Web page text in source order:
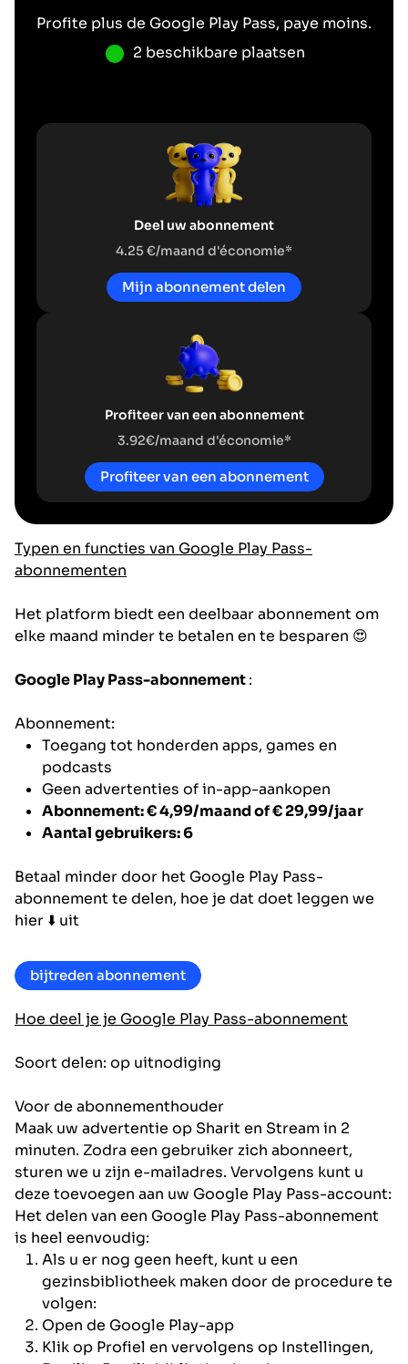
Profite plus de Google Play Pass, paye moins.
2 beschikbare plaatsen
Deel uw abonnement
4.25 €/maand d'économie*
Mijn abonnement delen
Profiteer van een abonnement
3.92€/maand d'économie*
Profiteer van een abonnement
Typen en functies van Google Play Pass-
abonnementen
Het platform biedt een deelbaar abonnement om
elke maand minder te betalen en te besparen 😍
Google Play Pass-abonnement:
Abonnement:
Toegang tot honderden apps, games en
podcasts
Geen advertenties of in-app-aankopen
Abonnement: € 4,99/maand of € 29,99/jaar
Aantal gebruikers: 6
Betaal minder door het Google Play Pass-
abonnement te delen, hoe je dat doet leggen we
hier ⬇️ uit
bijtreden abonnement
Hoe deel je je Google Play Pass-abonnement
Soort delen: op uitnodiging
Voor de abonnementhouder
Maak uw advertentie op Sharit en Stream in 2
minuten. Zodra een gebruiker zich abonneert,
sturen we u zijn e-mailadres. Vervolgens kunt u
deze toevoegen aan uw Google Play Pass-account:
Het delen van een Google Play Pass-abonnement
is heel eenvoudig:
Als u er nog geen heeft, kunt u een
gezinsbibliotheek maken door de procedure te
volgen:
Open de Google Play-app
Klik op Profiel en vervolgens op Instellingen,